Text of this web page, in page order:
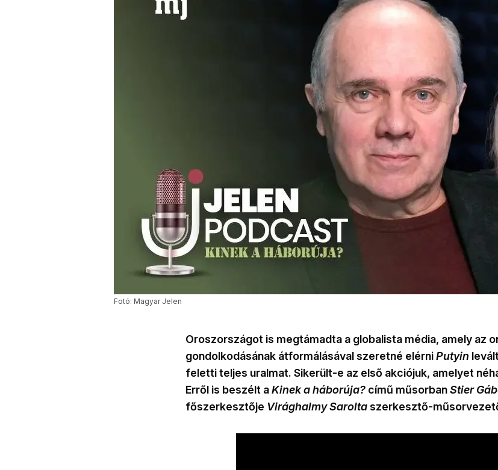
Fotó: Magyar Jelen
Oroszországot is megtámadta a globalista média, amely az
gondolkodásának átformálásával szeretné elérniPutyin
feletti teljes uralmat. Sikerült-e az első akciójuk, amelyet
Erről is beszélt aKinek a háborúja? című műsorbanStier
főszerkesztője Virághalmy Saroltaszerkesztő-